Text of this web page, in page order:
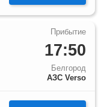
17:50
Белгород
АЗС Verso